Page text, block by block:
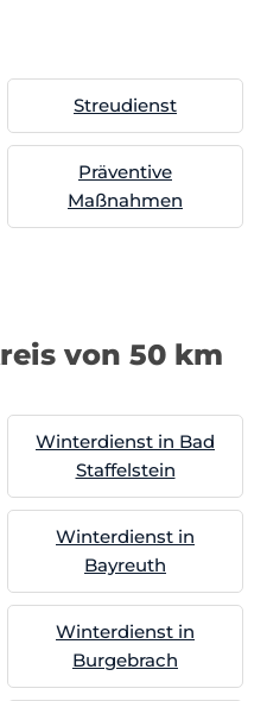
Streudienst
Präventive
Maßnahmen
von 50 km
Winterdienst in Bad
Staffelstein
Winterdienst in
Bayreuth
Winterdienst in
Burgebrach